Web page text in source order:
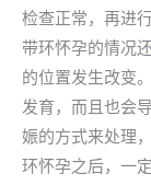
检查正常，再进行
带环怀孕的情况
的位置发生改变
发育，而且也会
娠的方式来处理
环怀孕之后，一